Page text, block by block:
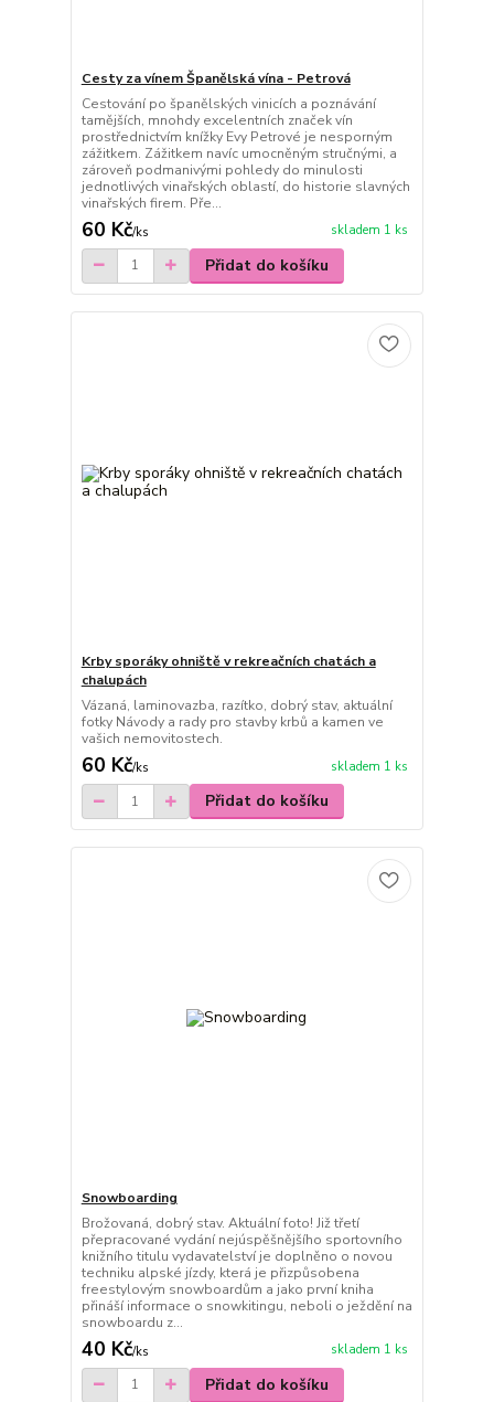
Cesty za vínem Španělská vína - Petrová
Cestování po španělských vinicích a poznávání
tamějších, mnohdy excelentních značek vín
prostřednictvím knížky Evy Petrové je nesporným
zážitkem. Zážitkem navíc umocněným stručnými, a
zároveň podmanivými pohledy do minulosti
jednotlivých vinařských oblastí, do historie slavných
vinařských firem. Pře...
60 Kč/ks skladem 1 ks
Přidat do košíku
Krby sporáky ohniště v rekreačních chatách a
chalupách
Vázaná, laminovazba, razítko, dobrý stav, aktuální
fotky Návody a rady pro stavby krbů a kamen ve
vašich nemovitostech.
60 Kč/ks skladem 1 ks
Přidat do košíku
Snowboarding
Brožovaná, dobrý stav. Aktuální foto! Již třetí
přepracované vydání nejúspěšnějšího sportovního
knižního titulu vydavatelství je doplněno o novou
techniku alpské jízdy, která je přizpůsobena
freestylovým snowboardům a jako první kniha
přináší informace o snowkitingu, neboli o ježdění na
snowboardu z...
40 Kč/ks skladem 1 ks
Přidat do košíku